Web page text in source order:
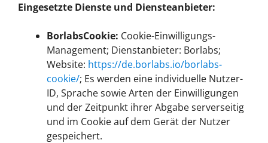
Eingesetzte Dienste und Diensteanbieter:
BorlabsCookie: Cookie-Einwilligungs-
Management; Dienstanbieter: Borlabs;
Website: https://de.borlabs.io/borlabs-
cookie/; Es werden eine individuelle Nutzer-
ID, Sprache sowie Arten der Einwilligungen
und der Zeitpunkt ihrer Abgabe serverseitig
und im Cookie auf dem Gerät der Nutzer
gespeichert.